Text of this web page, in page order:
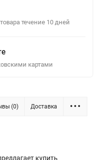
течение 10 дней
картами
(0) Доставка
купить